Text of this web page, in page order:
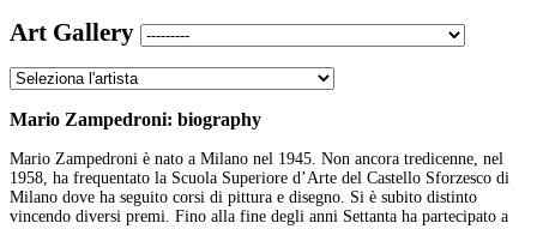
Art Gallery
Mario Zampedroni: biography
Mario Zampedroni è nato a Milano nel 1945. Non ancora tredicenne, nel
1958, ha frequentato la Scuola Superiore d’Arte del Castello Sforzesco di
Milano dove ha seguito corsi di pittura e disegno. Si è subito distinto
vincendo diversi premi. Fino alla fine degli anni Settanta ha partecipato a